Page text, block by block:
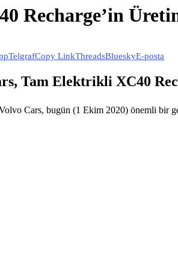
Recharge’in
TelgrafCopy LinkThreadsBlueskyE-posta
Tam Elektrikli XC40
Cars, bugün (1 Ekim 2020) önemli bir